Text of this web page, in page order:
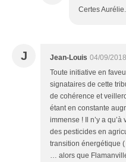
Certes
J Jean-Louis 04/09/
Toute initiative en
signataires de cette
de cohérence et
étant en constante
immense ! Il n’y a
des pesticides en
transition énergétique
… alors que